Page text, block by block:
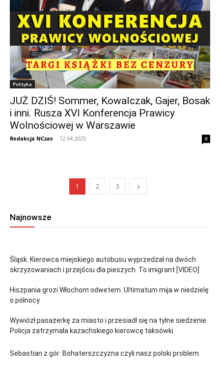
Polityka
JUŻ DZIŚ! Sommer, Kowalczak, Gajer, Bosak
i inni. Rusza XVI Konferencja Prawicy
Wolnościowej w Warszawie
Redakcja NCzas - 12.04.2025 0
1 2 3
Najnowsze
Śląsk. Kierowca miejskiego autobusu wyprzedzał na dwóch
skrzyżowaniach i przejściu dla pieszych. To imigrant [VIDEO]
Hiszpania grozi Włochom odwetem. Ultimatum mija w niedzielę
o północy
Wywiózł pasażerkę za miasto i przesiadł się na tylne siedzenie.
Policja zatrzymała kazachskiego kierowcę taksówki
Sebastian z gór: Bohaterszczyzna czyli nasz polski problem